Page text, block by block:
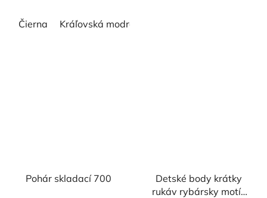
Čierna Kráľovská modrá
Pohár skladací 700
Detské body krátky
rukáv rybársky motív